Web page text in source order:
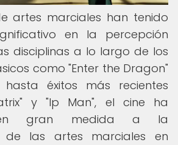
artes marciales han tenido
en la percepción
disciplinas a lo largo de los
como "Enter the Dragon"
éxitos más recientes
y "Ip Man", el cine ha
en gran medida a la
de las artes marciales en